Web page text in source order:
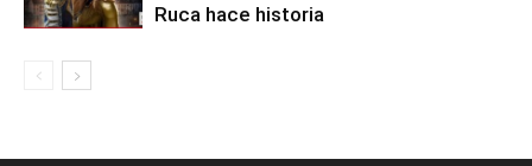
Ruca hace historia